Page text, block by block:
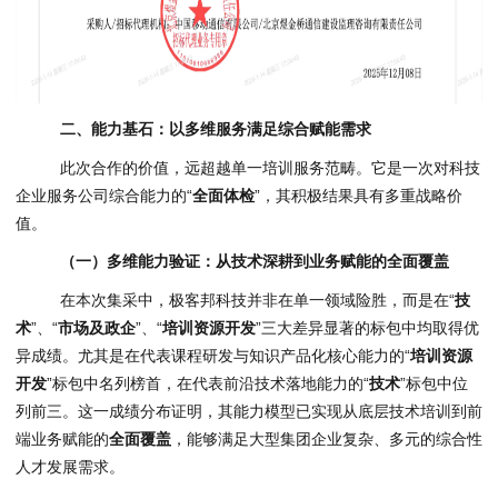
二、能力基石：以多维服务满足综合赋能需求
此次合作的价值，远超越单一培训服务范畴。它是一次对科技
企业服务公司综合能力的“全面体检”，其积极结果具有多重战略价
值。
（一）多维能力验证：从技术深耕到业务赋能的全面覆盖
在本次集采中，极客邦科技并非在单一领域险胜，而是在“技
术”、“市场及政企”、“培训资源开发”三大差异显著的标包中均取得优
异成绩。尤其是在代表课程研发与知识产品化核心能力的“培训资源
开发”标包中名列榜首，在代表前沿技术落地能力的“技术”标包中位
列前三。这一成绩分布证明，其能力模型已实现从底层技术培训到前
端业务赋能的全面覆盖 ，能够满足大型集团企业复杂、多元的综合性
人才发展需求。